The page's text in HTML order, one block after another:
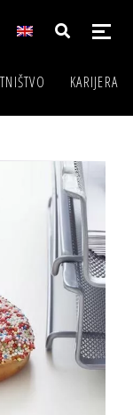
KARIJERA